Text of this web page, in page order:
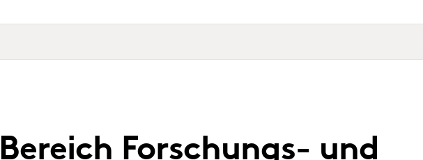
Forschungs- und